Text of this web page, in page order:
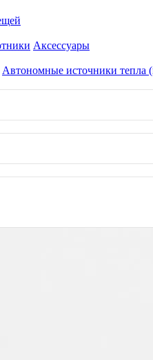
Аксессуары
Автономные источники тепла